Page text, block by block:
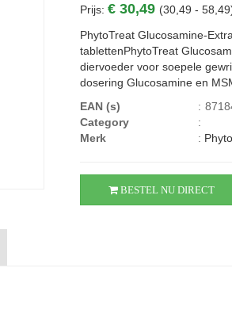
Prijs:€ 30,49 (30,49 -
PhytoTreat Glucosamine-
tablettenPhytoTreat
diervoeder voor soepele
dosering Glucosamine en
EAN (s)
:
Category
:
Merk
:
BESTEL NU DIRECT